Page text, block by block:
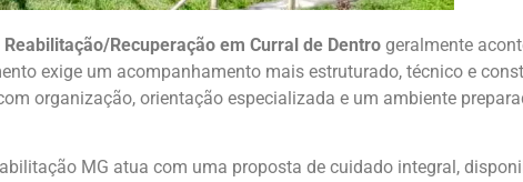
Reabilitação/Recuperação em Curral de Dentro geralmente
exige um acompanhamento mais estruturado, técnico e
organização, orientação especializada e um ambiente
MG atua com uma proposta de cuidado integral,